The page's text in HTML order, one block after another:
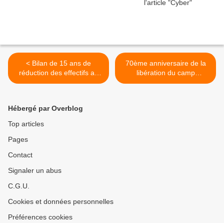
< Bilan de 15 ans de
réduction des effectifs au
sein de la Défense
70ème anniversaire de la
libération du camp
d'Auschwitz >
Hébergé par Overblog
Top articles
Pages
Contact
Signaler un abus
C.G.U.
Cookies et données personnelles
Préférences cookies